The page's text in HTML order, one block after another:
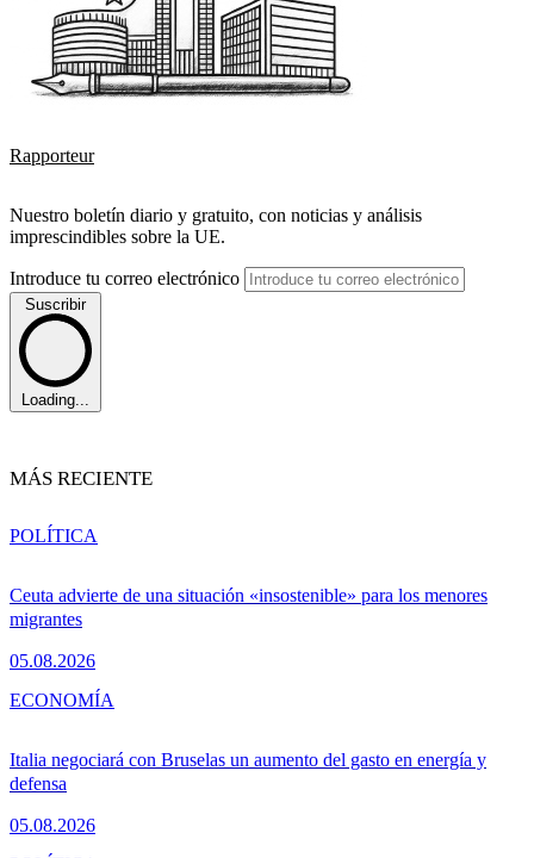
Rapporteur
Nuestro boletín diario y gratuito, con noticias y análisis
imprescindibles sobre la UE.
Introduce tu correo electrónico
Suscribir
Loading...
MÁS RECIENTE
Ceuta advierte de una situación «insostenible» para los menores
migrantes
05.08.2026
POLÍTICA
Italia negociará con Bruselas un aumento del gasto en energía y
defensa
05.08.2026
ECONOMÍA